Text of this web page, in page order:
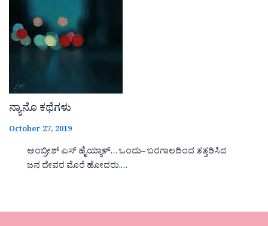
ನ್ಯಾನೊ ಕಥೆಗಳು
October 27, 2019
ಅಂಬ್ರೀಶ್ ಎಸ್ ಹೈಯ್ಯಾಳ್… ಒಂದು– ಬರಗಾಲದಿಂದ ತತ್ತರಿಸಿದ
ಜನ ದೇವರ ಮೊರೆ ಹೋದರು.…